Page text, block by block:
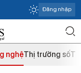
Đăng nhập
nghệThị trường số